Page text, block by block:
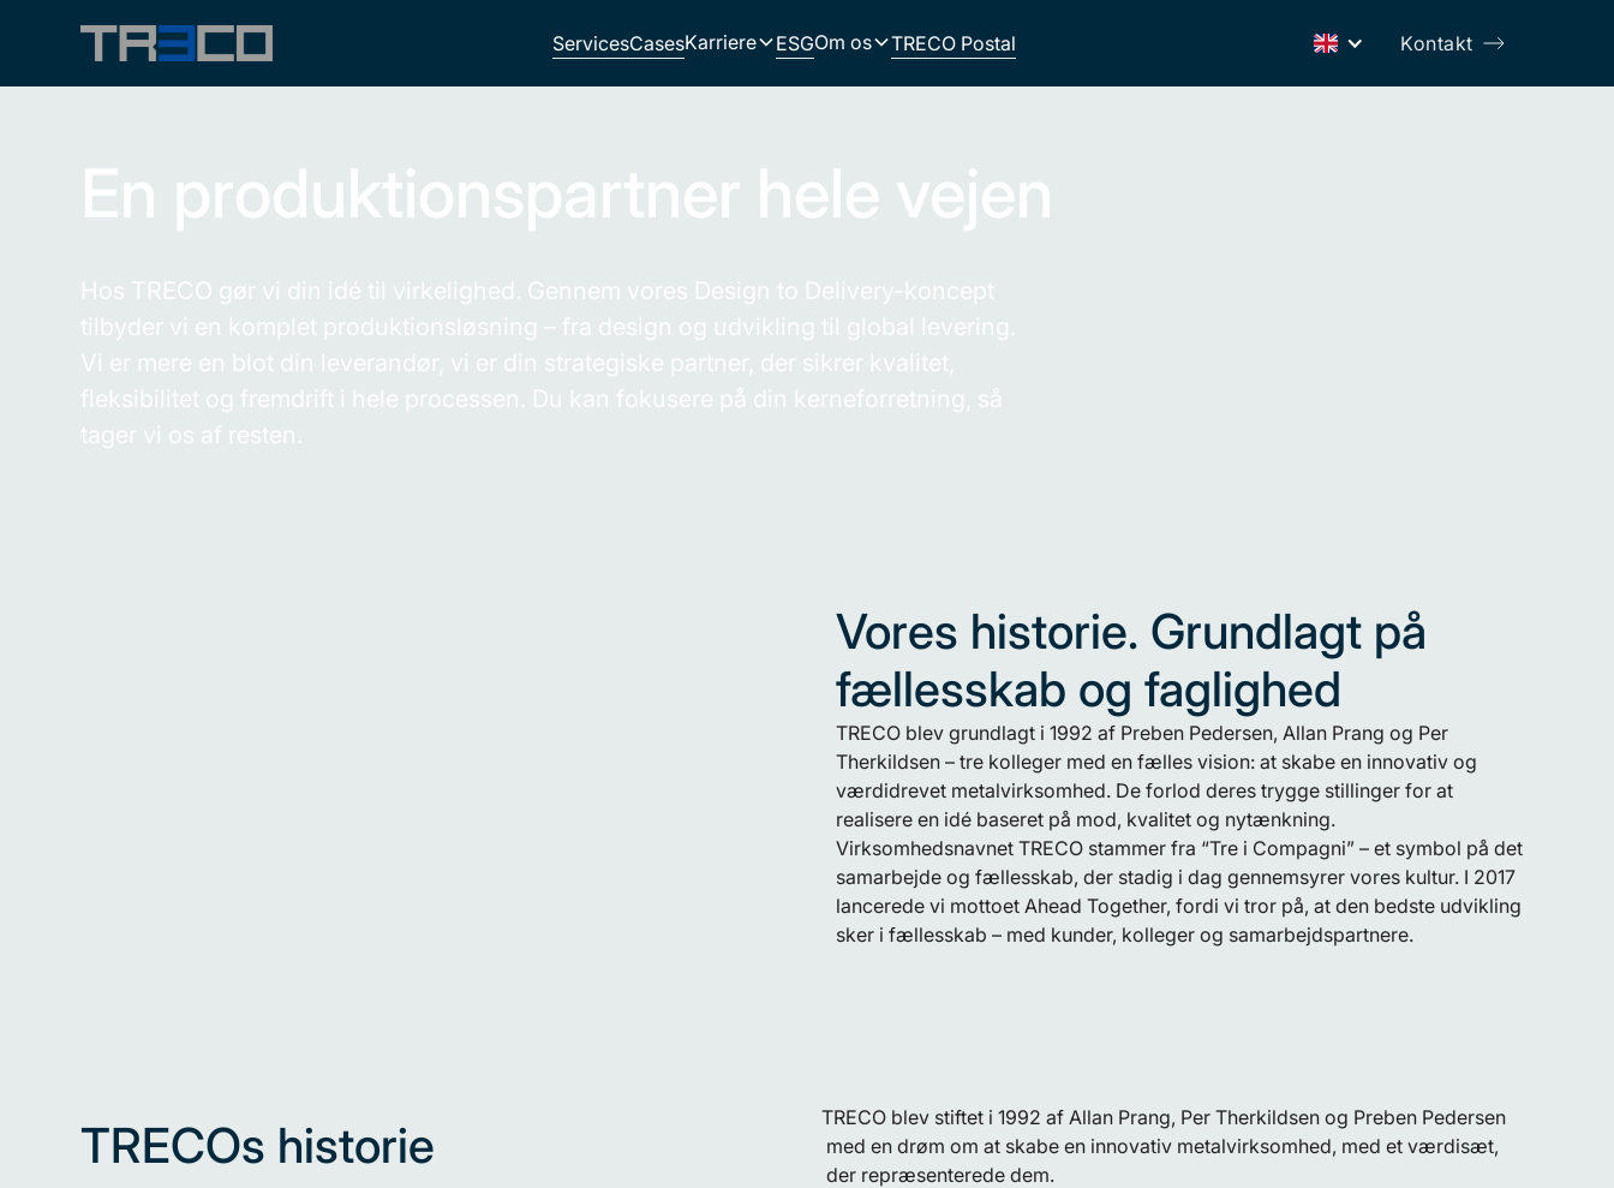
ServicesCasesKarriere ESGOm os TRECO Postal Kontakt
En produktionspartner hele vejen
Hos TRECO gør vi din idé til virkelighed. Gennem vores Design to Delivery-koncept
tilbyder vi en komplet produktionsløsning – fra design og udvikling til global levering.
Vi er mere en blot din leverandør, vi er din strategiske partner, der sikrer kvalitet,
fleksibilitet og fremdrift i hele processen. Du kan fokusere på din kerneforretning, så
tager vi os af resten.
Vores historie. Grundlagt på
fællesskab og faglighed
TRECO blev grundlagt i 1992 af Preben Pedersen, Allan Prang og Per
Therkildsen – tre kolleger med en fælles vision: at skabe en innovativ og
værdidrevet metalvirksomhed. De forlod deres trygge stillinger for at
realisere en idé baseret på mod, kvalitet og nytænkning.
Virksomhedsnavnet TRECO stammer fra “Tre i Compagni” – et symbol på det
samarbejde og fællesskab, der stadig i dag gennemsyrer vores kultur. I 2017
lancerede vi mottoet Ahead Together, fordi vi tror på, at den bedste udvikling
sker i fællesskab – med kunder, kolleger og samarbejdspartnere.
TRECOs historie
TRECO blev stiftet i 1992 af Allan Prang, Per Therkildsen og Preben Pedersen
med en drøm om at skabe en innovativ metalvirksomhed, med et værdisæt,
der repræsenterede dem.